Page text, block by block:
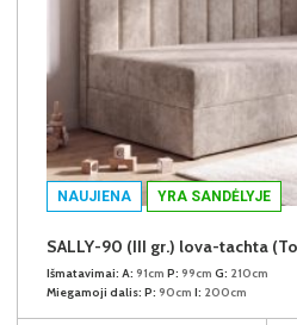
NAUJIENA YRA SANDĖLYJE
SALLY-90 (III gr.) lova-tachta
Išmatavimai: A: 91cm P: 99cm G: 210cm
Miegamoji dalis: P: 90cm I: 200cm